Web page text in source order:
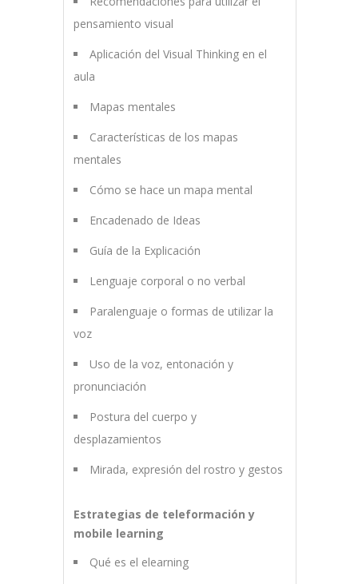
pensamiento visual
Aplicación del Visual Thinking en el
aula
Mapas mentales
Características de los mapas
mentales
Cómo se hace un mapa mental
Encadenado de Ideas
Guía de la Explicación
Lenguaje corporal o no verbal
Paralenguaje o formas de utilizar la
voz
Uso de la voz, entonación y
pronunciación
Postura del cuerpo y
desplazamientos
Mirada, expresión del rostro y gestos
Estrategias de teleformación y
mobile learning
Qué es el elearning